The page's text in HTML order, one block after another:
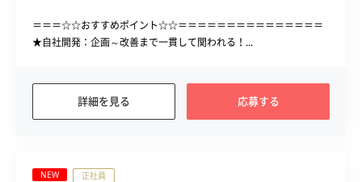
＝＝＝☆☆おすすめポイント☆☆＝＝＝＝＝＝＝＝＝＝＝＝＝＝＝
★自社開発：企画～改善まで一貫して関われる！...
詳細を見る 応募する
NEW 正社員